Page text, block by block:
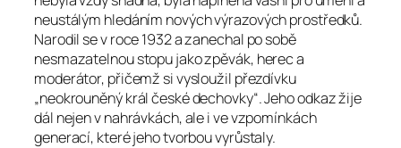
neustálým hledáním nových výrazových prostředků.
Narodil se v roce 1932 a zanechal po sobě
nesmazatelnou stopu jako zpěvák, herec a
moderátor, přičemž si vysloužil přezdívku
„neokrouněný král české dechovky“. Jeho odkaz žije
dál nejen v nahrávkách, ale i ve vzpomínkách
generací, které jeho tvorbou vyrůstaly.